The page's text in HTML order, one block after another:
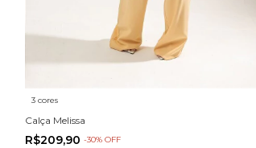
3 cores
Calça Melissa
R$209,90 -30% OFF